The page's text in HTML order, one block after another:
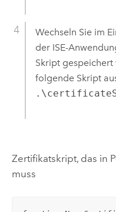
Wechseln Sie im
der ISE-
Skript gespeichert
folgende Skript
Zertifikatskript, das in
muss